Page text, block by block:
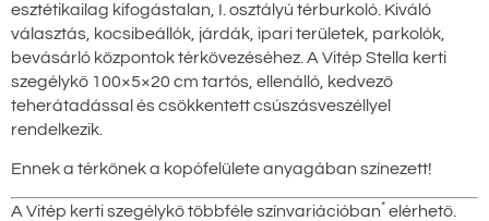
esztétikailag kifogástalan, I. osztályú térburkoló. Kiváló
választás, kocsibeállók, járdák, ipari területek, parkolók,
bevásárló központok térkövezéséhez. A Vitép Stella kerti
szegélykő 100×5×20 cm tartós, ellenálló, kedvező
teherátadással és csökkentett csúszásveszéllyel
rendelkezik.
Ennek a térkőnek a kopófelülete anyagában színezett!
A Vitép kerti szegélykő többféle színvariációban* elérhető.